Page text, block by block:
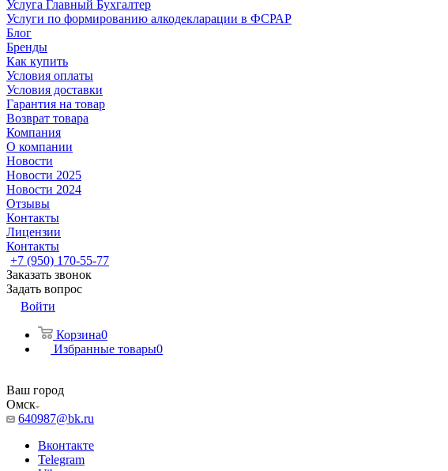
Услуга Главный Бухгалтер
Услуги по формированию алкодекларации в ФСРАР
Блог
Бренды
Как купить
Условия оплаты
Условия доставки
Гарантия на товар
Возврат товара
Компания
О компании
Новости
Новости 2025
Новости 2024
Отзывы
Контакты
Лицензии
Контакты
+7 (950) 170-55-77
Заказать звонок
Задать вопрос
Войти
Корзина0
Избранные товары0
Ваш город
Омск
640987@bk.ru
Вконтакте
Telegram